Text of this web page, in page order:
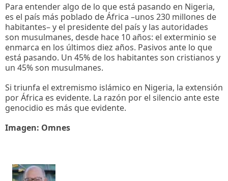
Para entender algo de lo que está pasando en Nigeria,
es el país más poblado de África –unos 230 millones de
habitantes– y el presidente del país y las autoridades
son musulmanes, desde hace 10 años: el exterminio se
enmarca en los últimos diez años. Pasivos ante lo que
está pasando. Un 45% de los habitantes son cristianos y
un 45% son musulmanes.
Si triunfa el extremismo islámico en Nigeria, la extensión
por África es evidente. La razón por el silencio ante este
genocidio es más que evidente.
Imagen: Omnes